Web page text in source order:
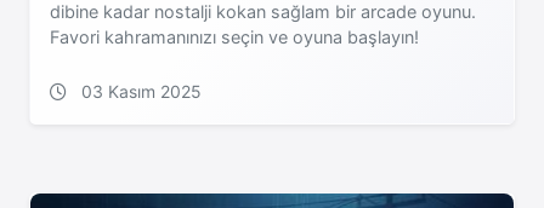
dibine kadar nostalji kokan sağlam bir arcade oyunu.
Favori kahramanınızı seçin ve oyuna başlayın!
03 Kasım 2025